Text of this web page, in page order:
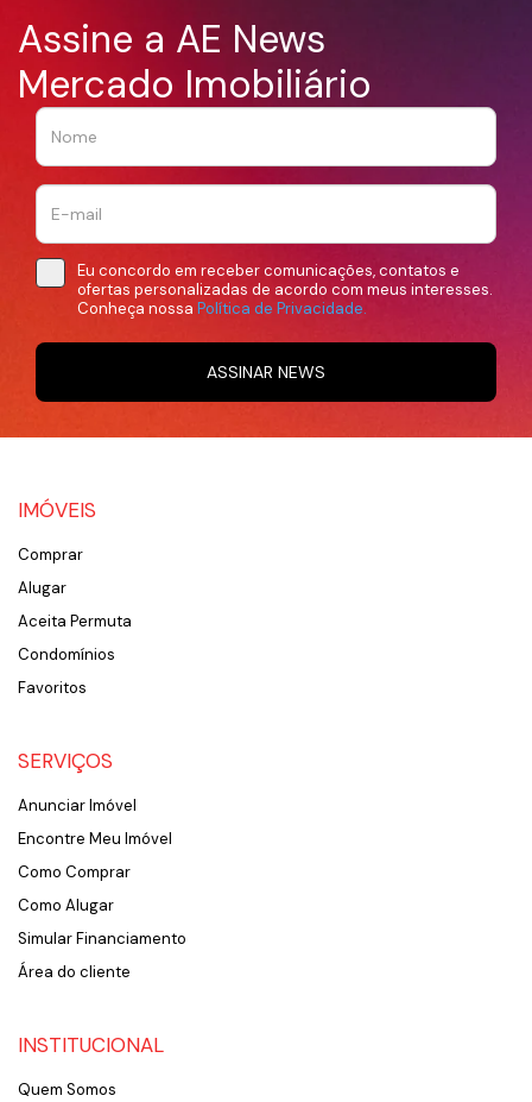
Assine a AE News
Mercado Imobiliário
Eu concordo em receber comunicações, contatos e
ofertas personalizadas de acordo com meus interesses.
Conheça nossa Política de Privacidade.
ASSINAR NEWS
IMÓVEIS
Comprar
Alugar
Aceita Permuta
Condomínios
Favoritos
SERVIÇOS
Anunciar Imóvel
Encontre Meu Imóvel
Como Comprar
Como Alugar
Simular Financiamento
Área do cliente
INSTITUCIONAL
Quem Somos